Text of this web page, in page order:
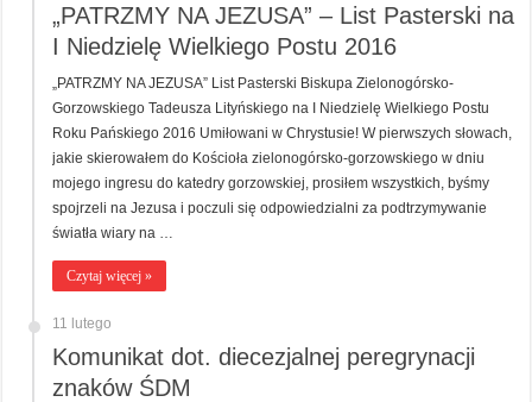
„PATRZMY NA JEZUSA” – List Pasterski na
I Niedzielę Wielkiego Postu 2016
„PATRZMY NA JEZUSA” List Pasterski Biskupa Zielonogórsko-
Gorzowskiego Tadeusza Lityńskiego na I Niedzielę Wielkiego Postu
Roku Pańskiego 2016 Umiłowani w Chrystusie! W pierwszych słowach,
jakie skierowałem do Kościoła zielonogórsko-gorzowskiego w dniu
mojego ingresu do katedry gorzowskiej, prosiłem wszystkich, byśmy
spojrzeli na Jezusa i poczuli się odpowiedzialni za podtrzymywanie
światła wiary na …
Czytaj więcej »
11 lutego
Komunikat dot. diecezjalnej peregrynacji
znaków ŚDM